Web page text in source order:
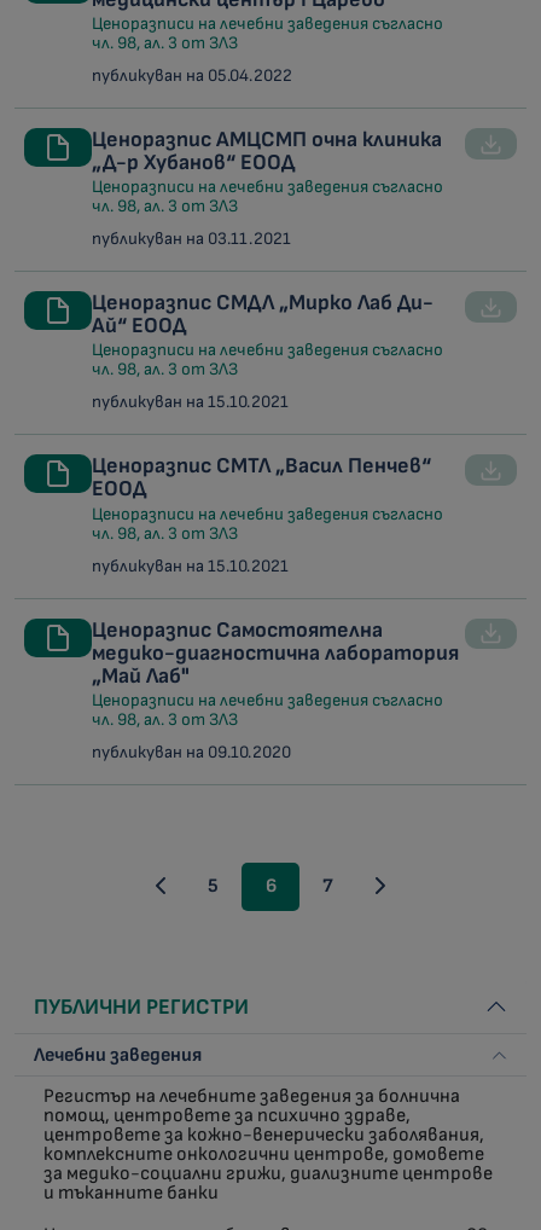
Ценоразписи на лечебни заведения съгласно
чл. 98, ал. 3 от ЗЛЗ
публикуван на 05.04.2022
Ценоразпис АМЦСМП очна клиника
„Д-р Хубанов“ ЕООД
Ценоразписи на лечебни заведения съгласно
чл. 98, ал. 3 от ЗЛЗ
публикуван на 03.11.2021
Ценоразпис СМДЛ „Мирко Лаб Ди-
Ай“ ЕООД
Ценоразписи на лечебни заведения съгласно
чл. 98, ал. 3 от ЗЛЗ
публикуван на 15.10.2021
Ценоразпис СМТЛ „Васил Пенчев“
ЕООД
Ценоразписи на лечебни заведения съгласно
чл. 98, ал. 3 от ЗЛЗ
публикуван на 15.10.2021
Ценоразпис Самостоятелна
медико-диагностична лаборатория
„Май Лаб"
Ценоразписи на лечебни заведения съгласно
чл. 98, ал. 3 от ЗЛЗ
публикуван на 09.10.2020
5 6 7
ПУБЛИЧНИ РЕГИСТРИ
Лечебни заведения
Регистър на лечебните заведения за болнична
помощ, центровете за психично здраве,
центровете за кожно-венерически заболявания,
комплексните онкологични центрове, домовете
за медико-социални грижи, диализните центрове
и тъканните банки